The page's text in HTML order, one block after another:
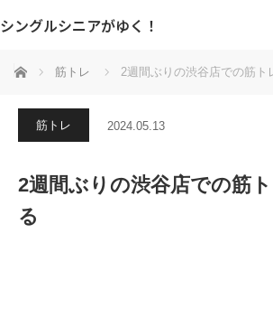
シングルシニアがゆく！
ホーム 筋トレ 2週間ぶりの渋谷店での筋ト
筋トレ 2024.05.13
2週間ぶりの渋谷店での筋
る